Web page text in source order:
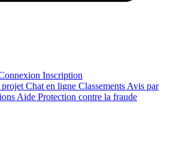
Inscription
Chat en ligne Classements Avis par
Aide Protection contre la fraude